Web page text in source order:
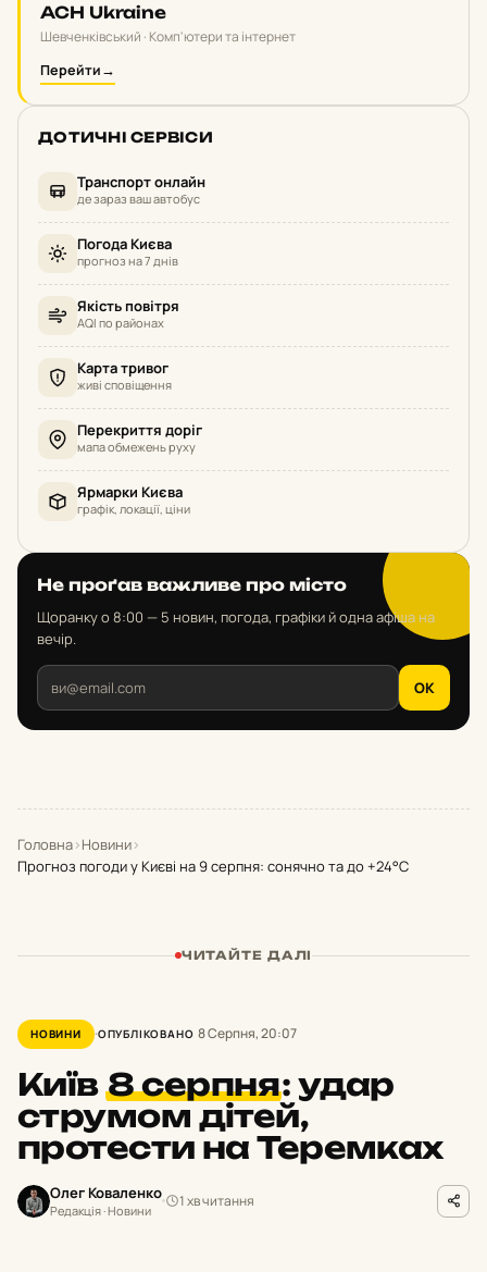
ACH Ukraine
Шевченківський · Комп'ютери та інтернет
Перейти→
ДОТИЧНІ СЕРВІСИ
Транспорт онлайн
де зараз ваш автобус
Погода Києва
прогноз на 7 днів
Якість повітря
AQI по районах
Карта тривог
живі сповіщення
Перекриття доріг
мапа обмежень руху
Ярмарки Києва
графік, локації, ціни
Не проґав важливе про місто
Щоранку о 8:00 — 5 новин, погода, графіки й одна афіша на
вечір.
OK
Головна›Новини›
Прогноз погоди у Києві на 9 серпня: сонячно та до +24°С
ЧИТАЙТЕ ДАЛІ
НОВИНИ ОПУБЛІКОВАНО 8 Серпня, 20:07
Київ8 серпня: удар
струмом дітей,
протести на Теремках
Олег Коваленко
Редакція · Новини
1 хв читання